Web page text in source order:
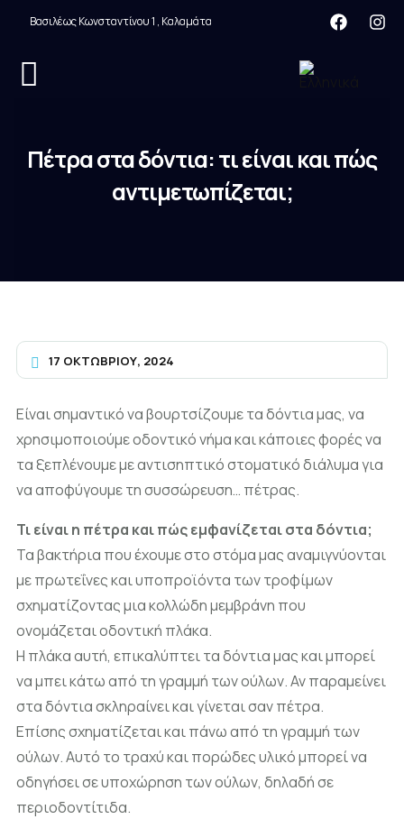
Βασιλέως Κωνσταντίνου 1 , Καλαμάτα
Πέτρα στα δόντια: τι είναι και πώς
αντιμετωπίζεται;
17 ΟΚΤΩΒΡΊΟΥ, 2024
Eίναι σημαντικό να βουρτσίζουμε τα δόντια μας, να
χρησιμοποιούμε οδοντικό νήμα και κάποιες φορές να
τα ξεπλένουμε με αντισηπτικό στοματικό διάλυμα για
να αποφύγουμε τη συσσώρευση… πέτρας.
Τι είναι η πέτρα και πώς εμφανίζεται στα δόντια;
Τα βακτήρια που έχουμε στο στόμα μας αναμιγνύονται
με πρωτεΐνες και υποπροϊόντα των τροφίμων
σχηματίζοντας μια κολλώδη μεμβράνη που
ονομάζεται οδοντική πλάκα.
Η πλάκα αυτή, επικαλύπτει τα δόντια μας και μπορεί
να μπει κάτω από τη γραμμή των ούλων. Αν παραμείνει
στα δόντια σκληραίνει και γίνεται σαν πέτρα.
Επίσης σχηματίζεται και πάνω από τη γραμμή των
ούλων. Αυτό το τραχύ και πορώδες υλικό μπορεί να
οδηγήσει σε υποχώρηση των ούλων, δηλαδή σε
περιοδοντίτιδα.